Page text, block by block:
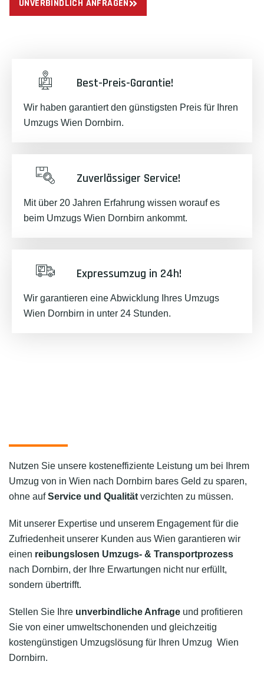
UNVERBINDLICH ANFRAGEN
Best-Preis-Garantie!
Wir haben garantiert den günstigsten Preis für Ihren
Umzugs Wien Dornbirn.
Zuverlässiger Service!
Mit über 20 Jahren Erfahrung wissen worauf es
beim Umzugs Wien Dornbirn ankommt.
Expressumzug in 24h!
Wir garantieren eine Abwicklung Ihres Umzugs
Wien Dornbirn in unter 24 Stunden.
Nutzen Sie unsere kosteneffiziente Leistung um bei Ihrem
Umzug von in Wien nach Dornbirn bares Geld zu sparen,
ohne aufService und Qualität verzichten zu müssen.
Mit unserer Expertise und unserem Engagement für die
Zufriedenheit unserer Kunden aus Wien garantieren wir
einen reibungslosen Umzugs- & Transportprozess
nach Dornbirn, der Ihre Erwartungen nicht nur erfüllt,
sondern übertrifft.
Stellen Sie Ihre unverbindliche Anfrage und profitieren
Sie von einer umweltschonenden und gleichzeitig
kostengünstigen Umzugslösung für Ihren Umzug Wien
Dornbirn.